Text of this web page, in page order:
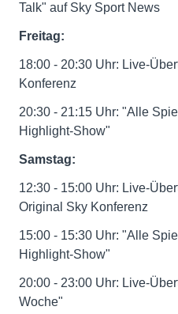
Talk" auf Sky Sport News
Freitag:
18:00 - 20:30 Uhr: Live-
Konferenz
20:30 - 21:15 Uhr: "Alle
Highlight-Show"
Samstag:
12:30 - 15:00 Uhr: Live-
Original Sky Konferenz
15:00 - 15:30 Uhr: "Alle
Highlight-Show"
20:00 - 23:00 Uhr: Live-
Woche"